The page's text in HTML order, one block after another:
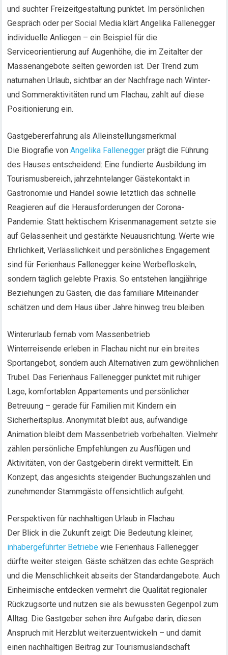
und suchter Freizeitgestaltung punktet. Im persönlichen
Gespräch oder per Social Media klärt Angelika Fallenegger
individuelle Anliegen – ein Beispiel für die
Serviceorientierung auf Augenhöhe, die im Zeitalter der
Massenangebote selten geworden ist. Der Trend zum
naturnahen Urlaub, sichtbar an der Nachfrage nach Winter-
und Sommeraktivitäten rund um Flachau, zahlt auf diese
Positionierung ein.
Gastgebererfahrung als Alleinstellungsmerkmal
Die Biografie vonAngelika Fallenegger prägt die Führung
des Hauses entscheidend: Eine fundierte Ausbildung im
Tourismusbereich, jahrzehntelanger Gästekontakt in
Gastronomie und Handel sowie letztlich das schnelle
Reagieren auf die Herausforderungen der Corona-
Pandemie. Statt hektischem Krisenmanagement setzte sie
auf Gelassenheit und gestärkte Neuausrichtung. Werte wie
Ehrlichkeit, Verlässlichkeit und persönliches Engagement
sind für Ferienhaus Fallenegger keine Werbefloskeln,
sondern täglich gelebte Praxis. So entstehen langjährige
Beziehungen zu Gästen, die das familiäre Miteinander
schätzen und dem Haus über Jahre hinweg treu bleiben.
Winterurlaub fernab vom Massenbetrieb
Winterreisende erleben in Flachau nicht nur ein breites
Sportangebot, sondern auch Alternativen zum gewöhnlichen
Trubel. Das Ferienhaus Fallenegger punktet mit ruhiger
Lage, komfortablen Appartements und persönlicher
Betreuung – gerade für Familien mit Kindern ein
Sicherheitsplus. Anonymität bleibt aus, aufwändige
Animation bleibt dem Massenbetrieb vorbehalten. Vielmehr
zählen persönliche Empfehlungen zu Ausflügen und
Aktivitäten, von der Gastgeberin direkt vermittelt. Ein
Konzept, das angesichts steigender Buchungszahlen und
zunehmender Stammgäste offensichtlich aufgeht.
Perspektiven für nachhaltigen Urlaub in Flachau
Der Blick in die Zukunft zeigt: Die Bedeutung kleiner,
inhabergeführter Betriebe wie Ferienhaus Fallenegger
dürfte weiter steigen. Gäste schätzen das echte Gespräch
und die Menschlichkeit abseits der Standardangebote. Auch
Einheimische entdecken vermehrt die Qualität regionaler
Rückzugsorte und nutzen sie als bewussten Gegenpol zum
Alltag. Die Gastgeber sehen ihre Aufgabe darin, diesen
Anspruch mit Herzblut weiterzuentwickeln – und damit
einen nachhaltigen Beitrag zur Tourismuslandschaft